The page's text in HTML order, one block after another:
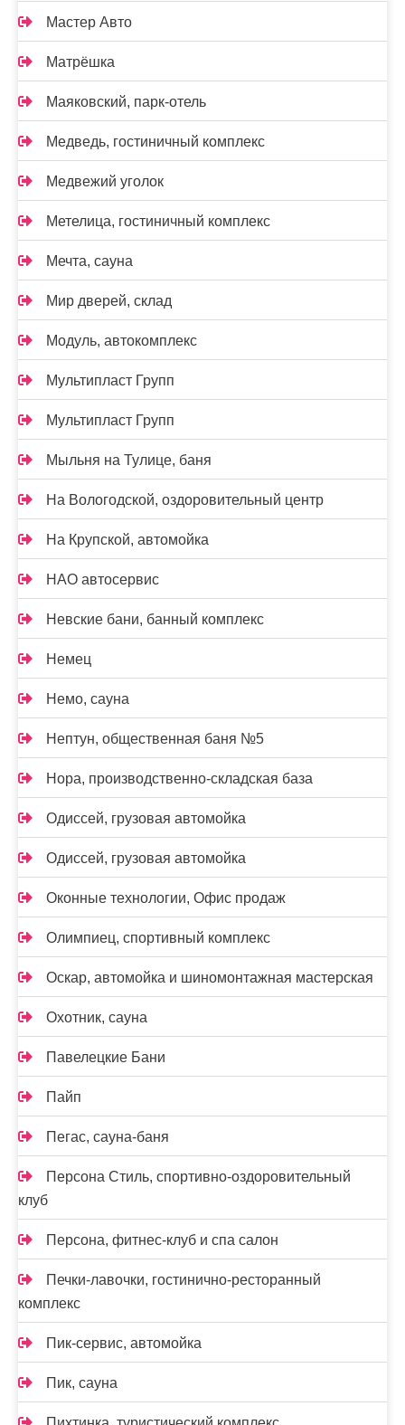
Мастер Авто
Матрёшка
Маяковский, парк-отель
Медведь, гостиничный комплекс
Медвежий уголок
Метелица, гостиничный комплекс
Мечта, сауна
Мир дверей, склад
Модуль, автокомплекс
Мультипласт Групп
Мультипласт Групп
Мыльня на Тулице, баня
На Вологодской, оздоровительный центр
На Крупской, автомойка
НАО автосервис
Невские бани, банный комплекс
Немец
Немо, сауна
Нептун, общественная баня №5
Нора, производственно-складская база
Одиссей, грузовая автомойка
Одиссей, грузовая автомойка
Оконные технологии, Офис продаж
Олимпиец, спортивный комплекс
Оскар, автомойка и шиномонтажная мастерская
Охотник, сауна
Павелецкие Бани
Пайп
Пегас, сауна-баня
Персона Стиль, спортивно-оздоровительный
клуб
Персона, фитнес-клуб и спа салон
Печки-лавочки, гостинично-ресторанный
комплекс
Пик-сервис, автомойка
Пик, сауна